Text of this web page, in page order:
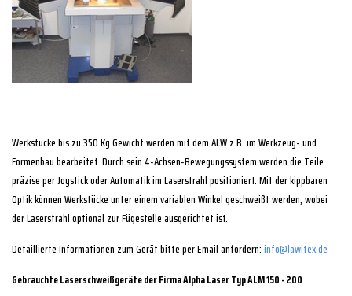
Werkstücke bis zu 350 Kg Gewicht werden mit dem ALW z.B. im Werkzeug- und
Formenbau bearbeitet. Durch sein 4-Achsen-Bewegungssystem werden die Teile
präzise per Joystick oder Automatik im Laserstrahl positioniert. Mit der kippbaren
Optik können Werkstücke unter einem variablen Winkel geschweißt werden, wobei
der Laserstrahl optional zur Fügestelle ausgerichtet ist.
Detaillierte Informationen zum Gerät bitte per Email anfordern:info@lawitex.de
Gebrauchte Laserschweißgeräte der Firma Alpha Laser Typ ALM 150 - 200